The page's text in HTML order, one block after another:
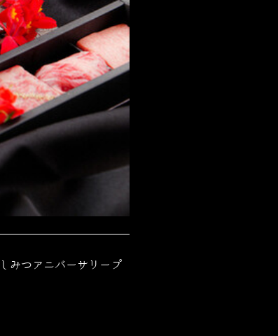
みつアニバーサリープ